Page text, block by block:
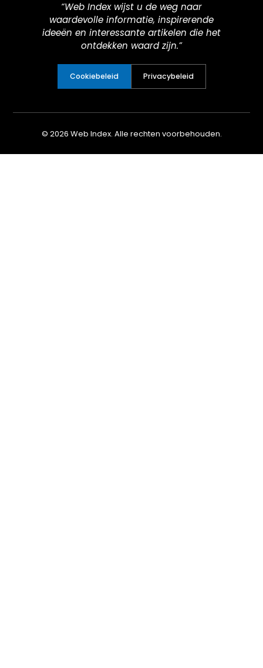
“Web Index wijst u de weg naar
waardevolle informatie, inspirerende
ideeën en interessante artikelen die het
ontdekken waard zijn.”
Cookiebeleid Privacybeleid
© 2026 Web Index. Alle rechten voorbehouden.